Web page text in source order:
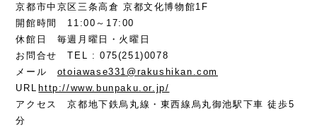
京都市中京区三条高倉 京都文化博物館1F
開館時間 11:00～17:00
休館日 毎週月曜日・火曜日
お問合せ TEL : 075(251)0078
メール otoiawase331@rakushikan.com
URL
http://www.bunpaku.or.jp/
アクセス 京都地下鉄烏丸線・東西線烏丸御池駅下車 徒歩5
分